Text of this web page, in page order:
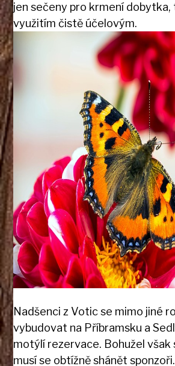
jen sečeny pro krmení
využitím čistě účelovým.
Nadšenci z Votic se mimo jiné
vybudovat na Příbramsku a
motýlí rezervace. Bohužel však
musí se obtížně shánět